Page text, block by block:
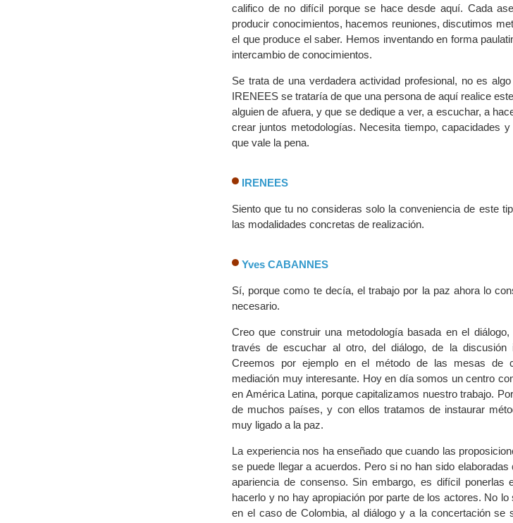
califico de no difícil porque se hace desde aquí. Cada
producir conocimientos, hacemos reuniones, discutimos
el que produce el saber. Hemos inventando en forma
intercambio de conocimientos.
Se trata de una verdadera actividad profesional, no es
IRENEES se trataría de que una persona de aquí realice
alguien de afuera, y que se dedique a ver, a escuchar, a
crear juntos metodologías. Necesita tiempo, capacidades
que vale la pena.
IRENEES
Siento que tu no consideras solo la conveniencia de este
las modalidades concretas de realización.
Yves CABANNES
Sí, porque como te decía, el trabajo por la paz ahora lo
necesario.
Creo que construir una metodología basada en el
través de escuchar al otro, del diálogo, de la discusión
Creemos por ejemplo en el método de las mesas de
mediación muy interesante. Hoy en día somos un centro
en América Latina, porque capitalizamos nuestro trabajo.
de muchos países, y con ellos tratamos de instaurar
muy ligado a la paz.
La experiencia nos ha enseñado que cuando las
se puede llegar a acuerdos. Pero si no han sido
apariencia de consenso. Sin embargo, es difícil
hacerlo y no hay apropiación por parte de los actores. No lo
en el caso de Colombia, al diálogo y a la concertación se